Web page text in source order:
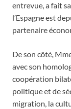
entrevue, a fait
l’Espagne est
partenaire
De son côté,
avec son
coopération
politique et de
migration, la